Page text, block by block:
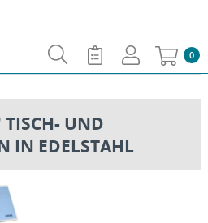
0
UND
IN EDELSTAHL